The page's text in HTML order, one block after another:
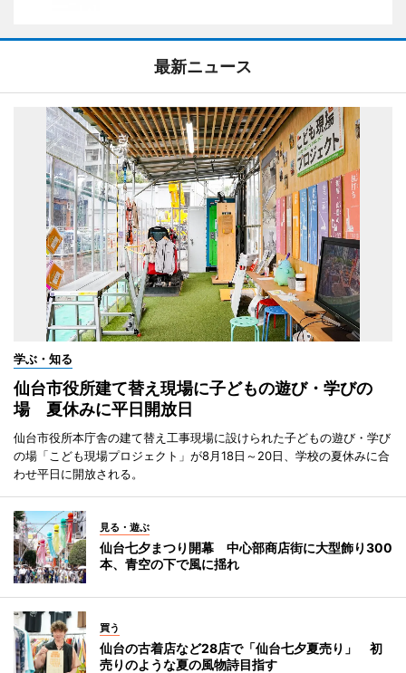
最新ニュース
学ぶ・知る
仙台市役所建て替え現場に子どもの遊び・学びの
場 夏休みに平日開放日
仙台市役所本庁舎の建て替え工事現場に設けられた子どもの遊び・学び
の場「こども現場プロジェクト」が8月18日～20日、学校の夏休みに合
わせ平日に開放される。
見る・遊ぶ
仙台七夕まつり開幕 中心部商店街に大型飾り300
本、青空の下で風に揺れ
買う
仙台の古着店など28店で「仙台七夕夏売り」 初
売りのような夏の風物詩目指す